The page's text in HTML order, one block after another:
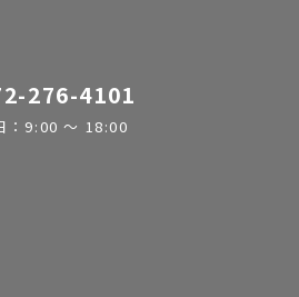
276-4101
：9:00 ～ 18:00